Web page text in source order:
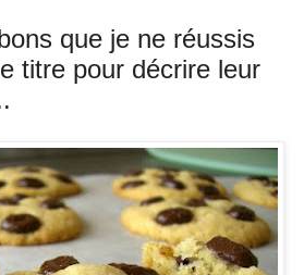
que je ne réussis
titre pour décrire leur